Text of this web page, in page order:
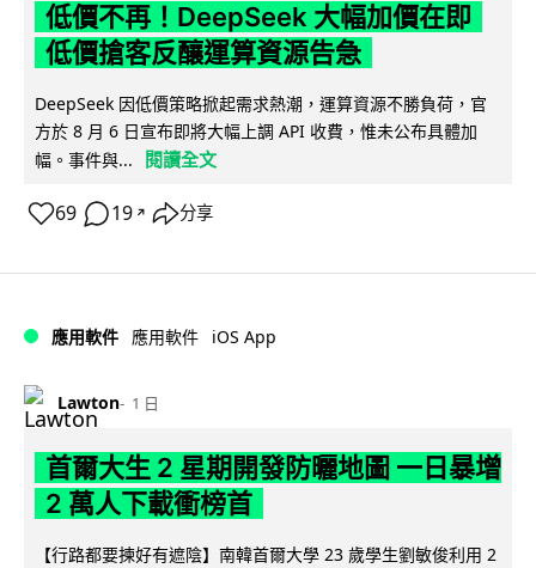
低價不再！DeepSeek 大幅加價在即
低價搶客反釀運算資源告急
DeepSeek 因低價策略掀起需求熱潮，運算資源不勝負荷，官
方於 8 月 6 日宣布即將大幅上調 API 收費，惟未公布具體加
幅。事件與...
閱讀全文
69 19 ↗ 分享
應用軟件 應用軟件 iOS App
Lawton 1 日
首爾大生 2 星期開發防曬地圖 一日暴增
2 萬人下載衝榜首
【行路都要揀好有遮陰】南韓首爾大學 23 歲學生劉敏俊利用 2